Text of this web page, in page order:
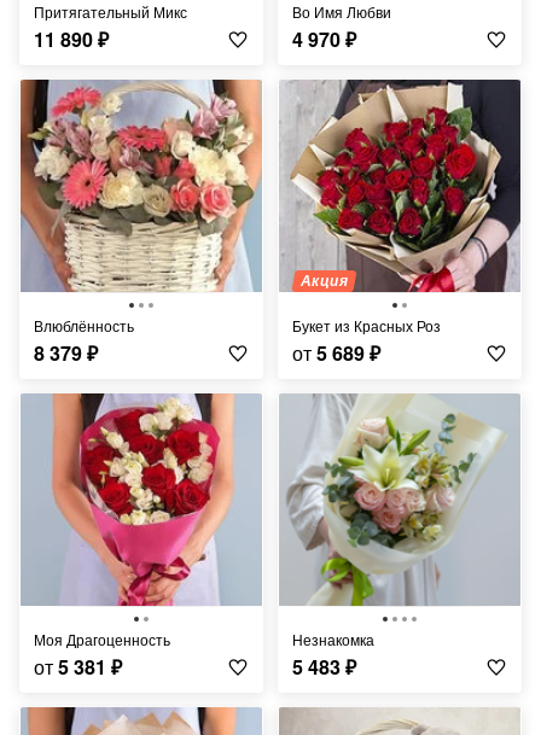
Притягательный Микс
11 890₽
Во Имя Любви
4 970₽
Влюблённость
8 379₽
Акция
Букет из Красных Роз
от5 689₽
Моя Драгоценность
от5 381 ₽
Незнакомка
5 483₽